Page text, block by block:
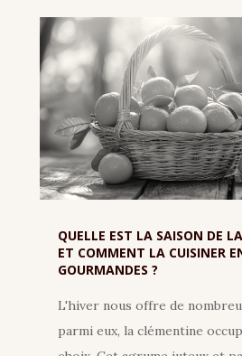
QUELLE EST LA SAISON DE
ET COMMENT LA CUISINER
GOURMANDES ?
L'hiver nous offre de
parmi eux, la clémentine